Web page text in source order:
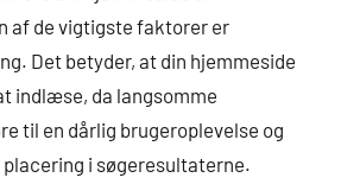
af de vigtigste faktorer er
Det betyder, at din hjemmeside
indlæse, da langsomme
til en dårlig brugeroplevelse og
i søgeresultaterne.